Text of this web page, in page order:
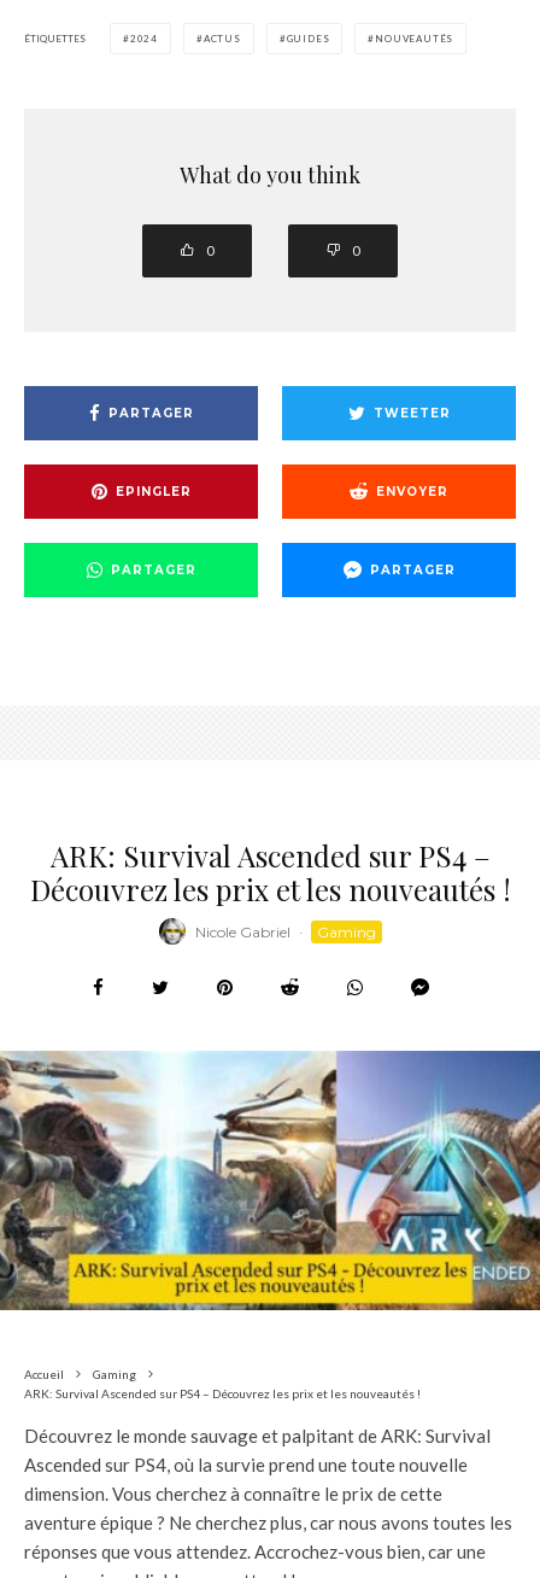
ÉTIQUETTES 2024 ACTUS GUIDES NOUVEAUTÉS
What do you think
0 0
PARTAGER TWEETER
EPINGLER ENVOYER
PARTAGER PARTAGER
ARK: Survival Ascended sur PS4 –
Découvrez les prix et les nouveautés !
Nicole Gabriel · Gaming
Accueil
Gaming
ARK: Survival Ascended sur PS4 – Découvrez les prix et les nouveautés !
Découvrez le monde sauvage et palpitant de ARK: Survival
Ascended sur PS4, où la survie prend une toute nouvelle
dimension. Vous cherchez à connaître le prix de cette
aventure épique ? Ne cherchez plus, car nous avons toutes les
réponses que vous attendez. Accrochez-vous bien, car une